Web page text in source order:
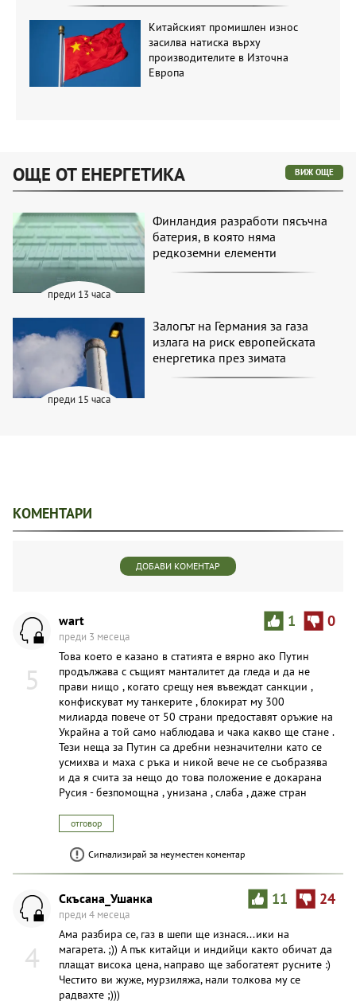
Китайският промишлен износ
засилва натиска върху
производителите в Източна
Европа
ОЩЕ ОТ ЕНЕРГЕТИКА ВИЖ ОЩЕ
преди 13 часа
Финландия разработи пясъчна
батерия, в която няма
редкоземни елементи
преди 15 часа
Залогът на Германия за газа
излага на риск европейската
енергетика през зимата
КОМЕНТАРИ
ДОБАВИ КОМЕНТАР
5
1 0
wart
преди 3 месеца
Това което е казано в статията е вярно ако Путин
продължава с същият манталитет да гледа и да не
прави нищо , когато срещу нея въвеждат санкции ,
конфискуват му танкерите , блокират му 300
милиарда повече от 50 страни предоставят оръжие на
Украйна а той само наблюдава и чака какво ще стане .
Тези неща за Путин са дребни незначителни като се
усмихва и маха с ръка и никой вече не се съобразява
и да я счита за нещо до това положение е докарана
Русия - безпомощна , унизана , слаба , даже стран
отговор
Сигнализирай за неуместен коментар
4
11 24
Скъсана_Ушанка
преди 4 месеца
Ама разбира се, газ в шепи ще изнася...ики на
магарета. ;)) А пък китайци и индийци както обичат да
плащат висока цена, направо ще забогатеят русните :)
Честито ви жуже, мypзиляжа, нали толкова му се
радвахте ;)))